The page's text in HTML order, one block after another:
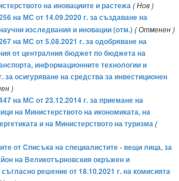
на иновациите и растежа( Нов )
на МС от 14.09.2020 г. за създаване на
изследвания и иновации (отм.)( Отменен )
на МС от 5.08.2021 г. за одобряване на
от централния бюджет по бюджета на
информационните технологии и
за осигуряване на средства за инвестиционен
)
на МС от 23.12.2014 г. за приемане на
на Министерството на икономиката, на
и на Министерството на туризма(
от Списъка на специалистите - вещи лица, за
на Великотърновския окръжен и
решение от 18.10.2021 г. на комисията